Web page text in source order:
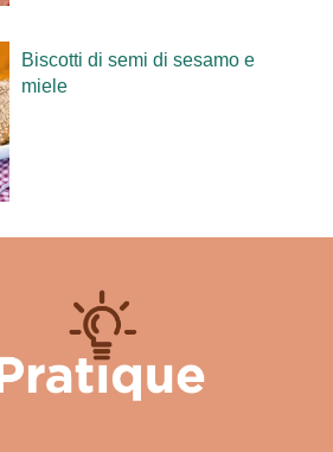
Biscotti di semi di sesamo e
miele